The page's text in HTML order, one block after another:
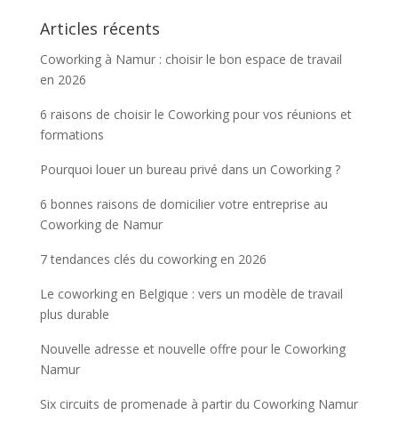
Articles récents
Coworking à Namur : choisir le bon espace de travail
en 2026
6 raisons de choisir le Coworking pour vos réunions et
formations
Pourquoi louer un bureau privé dans un Coworking ?
6 bonnes raisons de domicilier votre entreprise au
Coworking de Namur
7 tendances clés du coworking en 2026
Le coworking en Belgique : vers un modèle de travail
plus durable
Nouvelle adresse et nouvelle offre pour le Coworking
Namur
Six circuits de promenade à partir du Coworking Namur